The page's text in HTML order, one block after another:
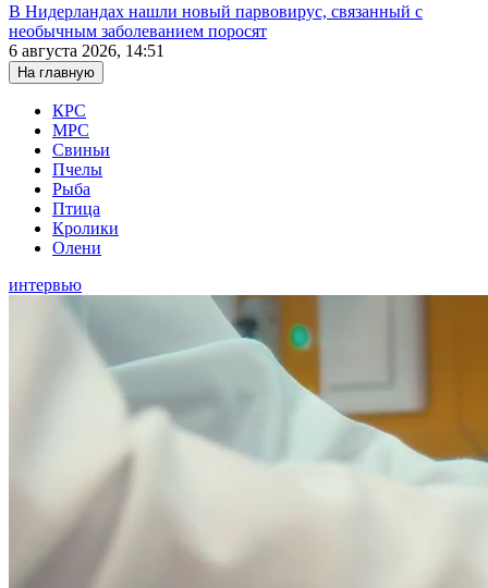
В Нидерландах нашли новый парвовирус, связанный с
необычным заболеванием поросят
6 августа 2026, 14:51
На главную
КРС
МРС
Свиньи
Пчелы
Рыба
Птица
Кролики
Олени
интервью